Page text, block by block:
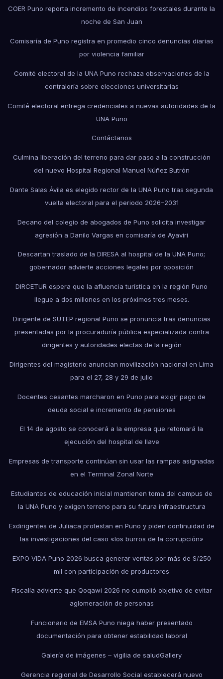
COER Puno reporta incremento de incendios forestales durante la
noche de San Juan
Comisaría de Puno registra en promedio cinco denuncias diarias
por violencia familiar
Comité electoral de la UNA Puno rechaza observaciones de la
contraloría sobre elecciones universitarias
Comité electoral entrega credenciales a nuevas autoridades de la
UNA Puno
Contáctanos
Culmina liberación del terreno para dar paso a la construcción
del nuevo Hospital Regional Manuel Núñez Butrón
Dante Salas Ávila es elegido rector de la UNA Puno tras segunda
vuelta electoral para el periodo 2026–2031
Decano del colegio de abogados de Puno solicita investigar
agresión a Danilo Vargas en comisaría de Ayaviri
Descartan traslado de la DIRESA al hospital de la UNA Puno;
gobernador advierte acciones legales por oposición
DIRCETUR espera que la afluencia turística en la región Puno
llegue a dos millones en los próximos tres meses.
Dirigente de SUTEP regional Puno se pronuncia tras denuncias
presentadas por la procuraduría pública especializada contra
dirigentes y autoridades electas de la región
Dirigentes del magisterio anuncian movilización nacional en Lima
para el 27, 28 y 29 de julio
Docentes cesantes marcharon en Puno para exigir pago de
deuda social e incremento de pensiones
El 14 de agosto se conocerá a la empresa que retomará la
ejecución del hospital de Ilave
Empresas de transporte continúan sin usar las rampas asignadas
en el Terminal Zonal Norte
Estudiantes de educación inicial mantienen toma del campus de
la UNA Puno y exigen terreno para su futura infraestructura
Exdirigentes de Juliaca protestan en Puno y piden continuidad de
las investigaciones del caso «los burros de la corrupción»
EXPO VIDA Puno 2026 busca generar ventas por más de S/250
mil con participación de productores
Fiscalía advierte que Qoqawi 2026 no cumplió objetivo de evitar
aglomeración de personas
Funcionario de EMSA Puno niega haber presentado
documentación para obtener estabilidad laboral
Galería de imágenes – vigilia de saludGallery
Gerencia regional de Desarrollo Social establecerá nuevo